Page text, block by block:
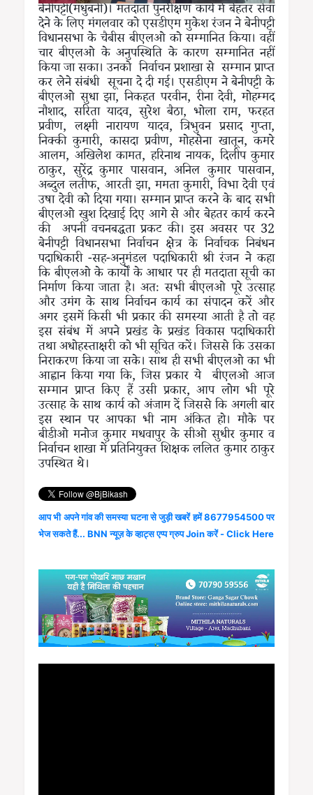
बेनीपट्टी(मधुबनी)। मतदाता पुनरीक्षण कार्य में बेहतर सेवा
देने के लिए मंगलवार को एसडीएम मुकेश रंजन ने बेनीपट्टी
विधानसभा के चैबीस बीएलओ को सम्मानित किया। वहीं
चार बीएलओ के अनुपस्थिति के कारण सम्मानित नहीं
किया जा सका। उनको निर्वाचन प्रशाखा से सम्मान प्राप्त
कर लेने संबंधी सूचना दे दी गई। एसडीएम ने बेनीपट्टी के
बीएलओ सुधा झा, निकहत परवीन, रीना देवी, मोहम्मद
नौशाद, सरिता यादव, सुरेश बैठा, भोला राम, फरहत
प्रवीण, लक्ष्मी नारायण यादव, त्रिभुवन प्रसाद गुप्ता,
निक्की कुमारी, कासदा प्रवीण, मोहसेना खातून, कमरे
आलम, अखिलेश कामत, हरिनाथ नायक, दिलीप कुमार
ठाकुर, सुरेंद्र कुमार पासवान, अनिल कुमार पासवान,
अब्दुल लतीफ, आरती झा, ममता कुमारी, विभा देवी एवं
उषा देवी को दिया गया। सम्मान प्राप्त करने के बाद सभी
बीएलओ खुश दिखाई दिए आगे से और बेहतर कार्य करने
की अपनी वचनबद्धता प्रकट की। इस अवसर पर 32
बेनीपट्टी विधानसभा निर्वाचन क्षेत्र के निर्वाचक निबंधन
पदाधिकारी -सह-अनुमंडल पदाधिकारी श्री रंजन ने कहा
कि बीएलओ के कार्यों के आधार पर ही मतदाता सूची का
निर्माण किया जाता है। अतः सभी बीएलओ पूरे उत्साह
और उमंग के साथ निर्वाचन कार्य का संपादन करें और
अगर इसमें किसी भी प्रकार की समस्या आती है तो वह
इस संबंध में अपने प्रखंड के प्रखंड विकास पदाधिकारी
तथा अधोहस्ताक्षरी को भी सूचित करें। जिससे कि उसका
निराकरण किया जा सके। साथ ही सभी बीएलओ का भी
आह्वान किया गया कि, जिस प्रकार ये बीएलओ आज
सम्मान प्राप्त किए हैं उसी प्रकार, आप लोग भी पूरे
उत्साह के साथ कार्य को अंजाम दें जिससे कि अगली बार
इस स्थान पर आपका भी नाम अंकित हो। मौके पर
बीडीओ मनोज कुमार मधवापुर के सीओ सुधीर कुमार व
निर्वाचन शाखा में प्रतिनियुक्त शिक्षक ललित कुमार ठाकुर
उपस्थित थे।
आप भी अपने गांव की समस्या घटना से जुड़ी खबरें हमें 8677954500 पर
भेज सकते हैं... BNN न्यूज़ के व्हाट्स एप्प ग्रुप Join करें - Click Here